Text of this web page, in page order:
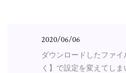
2020/06/06
ダウンロードしたファ
く】で設定を変えてし